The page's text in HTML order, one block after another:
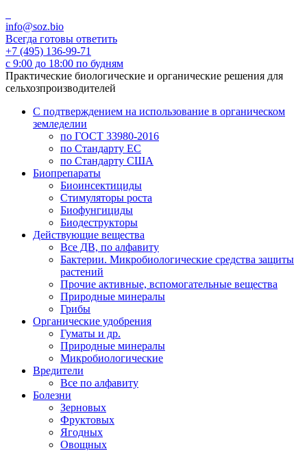
info@soz.bio
Всегда готовы ответить
+7 (495) 136-99-71
с 9:00 до 18:00 по будням
Практические биологические и органические решения для
сельхозпроизводителей
С подтверждением на использование в органическом
земледелии
по ГОСТ 33980-2016
по Стандарту ЕС
по Стандарту США
Биопрепараты
Биоинсектициды
Стимуляторы роста
Биофунгициды
Биодеструкторы
Действующие вещества
Все ДВ, по алфавиту
Бактерии. Микробиологические средства защиты
растений
Прочие активные, вспомогательные вещества
Природные минералы
Грибы
Органические удобрения
Гуматы и др.
Природные минералы
Микробиологические
Вредители
Все по алфавиту
Болезни
Зерновых
Фруктовых
Ягодных
Овощных